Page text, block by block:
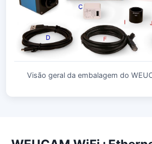
Visão geral da embalagem do